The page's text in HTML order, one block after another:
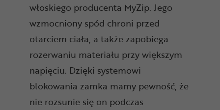
włoskiego producenta MyZip. Jego
wzmocniony spód chroni przed
otarciem ciała, a także zapobiega
rozerwaniu materiału przy większym
napięciu. Dzięki systemowi
blokowania zamka mamy pewność, że
nie rozsunie się on podczas